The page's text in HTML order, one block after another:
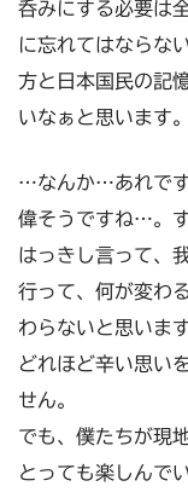
呑みにする必要は
に忘れてはならな
方と日本国民の記
いなぁと思います。
…なんか…あれで
偉そうですね…。
はっきし言って、
行って、何が変わ
わらないと思いま
どれほど辛い思い
せん。
でも、僕たちが現
とっても楽しんで